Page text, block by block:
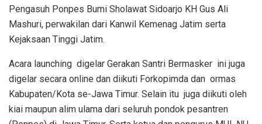
Pengasuh Ponpes Bumi Sholawat Sidoarjo KH Gus Ali
Mashuri, perwakilan dari Kanwil Kemenag Jatim serta
Kejaksaan Tinggi Jatim.
Acara launching digelar Gerakan Santri Bermasker ini juga
digelar secara online dan diikuti Forkopimda dan ormas
Kabupaten/Kota se-Jawa Timur. Selain itu juga diikuti oleh
kiai maupun alim ulama dari seluruh pondok pesantren